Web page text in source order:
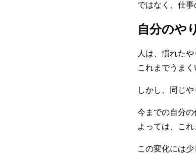
ではなく、仕事
自分のや
人は、慣れたや
これまでうま
しかし、同じ
今までの自分
よっては、こ
この変化には